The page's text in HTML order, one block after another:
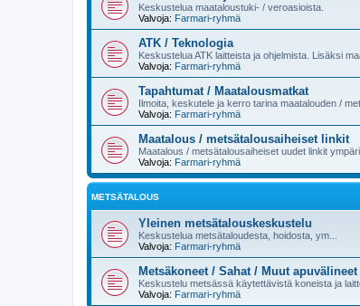
Keskustelua maataloustuki- / veroasioista.
Valvoja: Farmari-ryhmä
ATK / Teknologia
Keskustelua ATK laitteista ja ohjelmista. Lisäksi
Valvoja: Farmari-ryhmä
Tapahtumat / Maatalousmatkat
Ilmoita, keskutele ja kerro tarina maatalouden /
Valvoja: Farmari-ryhmä
Maatalous / metsätalousaiheiset linkit
Maatalous / metsätalousaiheiset uudet linkit
Valvoja: Farmari-ryhmä
METSÄTALOUS
Yleinen metsätalouskeskustelu
Keskustelua metsätaloudesta, hoidosta, ym...
Valvoja: Farmari-ryhmä
Metsäkoneet / Sahat / Muut apuvälineet
Keskustelu metsässä käytettävistä koneista ja
Valvoja: Farmari-ryhmä